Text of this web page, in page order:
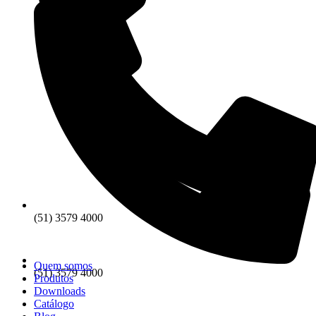
(51) 3579 4000
(51) 3579 4000
Quem somos
Produtos
Downloads
Catálogo